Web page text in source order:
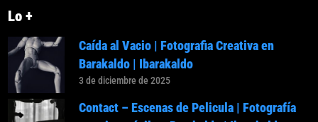
Lo +
Caída al Vacio | Fotografia Creativa en
Barakaldo | Ibarakaldo
3 de diciembre de 2025
Contact – Escenas de Pelicula | Fotografía